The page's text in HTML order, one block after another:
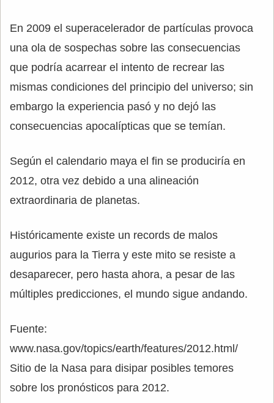
En 2009 el superacelerador de partículas provoca
una ola de sospechas sobre las consecuencias
que podría acarrear el intento de recrear las
mismas condiciones del principio del universo; sin
embargo la experiencia pasó y no dejó las
consecuencias apocalípticas que se temían.
Según el calendario maya el fin se produciría en
2012, otra vez debido a una alineación
extraordinaria de planetas.
Históricamente existe un records de malos
augurios para la Tierra y este mito se resiste a
desaparecer, pero hasta ahora, a pesar de las
múltiples predicciones, el mundo sigue andando.
Fuente:
www.nasa.gov/topics/earth/features/2012.html/
Sitio de la Nasa para disipar posibles temores
sobre los pronósticos para 2012.